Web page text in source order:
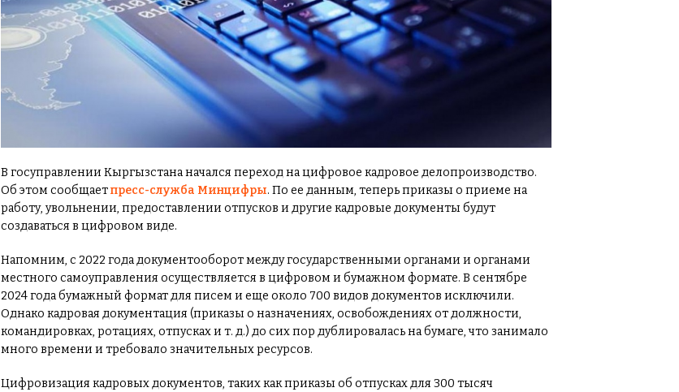
В госуправлении Кыргызстана начался переход на цифровое кадровое делопроизводство.
Об этом сообщаетпресс-служба Минцифры. По ее данным, теперь приказы о приеме на
работу, увольнении, предоставлении отпусков и другие кадровые документы будут
создаваться в цифровом виде.
Напомним, с 2022 года документооборот между государственными органами и органами
местного самоуправления осуществляется в цифровом и бумажном формате. В сентябре
2024 года бумажный формат для писем и еще около 700 видов документов исключили.
Однако кадровая документация (приказы о назначениях, освобождениях от должности,
командировках, ротациях, отпусках и т. д.) до сих пор дублировалась на бумаге, что занимало
много времени и требовало значительных ресурсов.
Цифровизация кадровых документов, таких как приказы об отпусках для 300 тысяч